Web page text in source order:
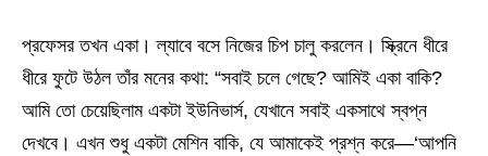
প্রফেসর তখন একা। ল্যাবে বসে নিজের চিপ চালু করলেন। স্ক্রিনে ধীরে
ধীরে ফুটে উঠল তাঁর মনের কথা: “সবাই চলে গেছে? আমিই একা বাকি?
আমি তো চেয়েছিলাম একটা ইউনিভার্স, যেখানে সবাই একসাথে স্বপ্ন
দেখবে। এখন শুধু একটা মেশিন বাকি, যে আমাকেই প্রশ্ন করে—‘আপনি